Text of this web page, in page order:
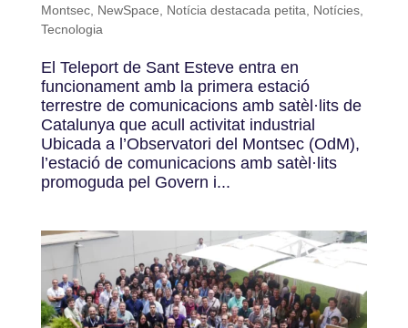
Montsec, NewSpace, Notícia destacada petita, Notícies,
Tecnologia
El Teleport de Sant Esteve entra en
funcionament amb la primera estació
terrestre de comunicacions amb satèl·lits de
Catalunya que acull activitat industrial
Ubicada a l’Observatori del Montsec (OdM),
l’estació de comunicacions amb satèl·lits
promoguda pel Govern i...